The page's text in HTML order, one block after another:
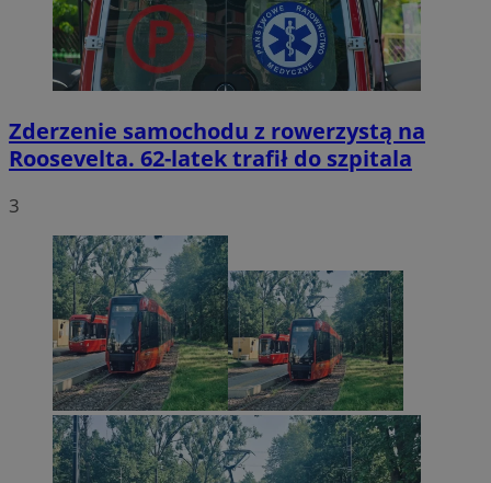
Zderzenie samochodu z rowerzystą na
Roosevelta. 62-latek trafił do szpitala
3